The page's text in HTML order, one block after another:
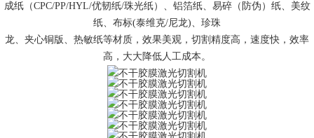
成纸（CPC/PP/HYL/优韧纸/珠光纸）、铝箔纸、易碎（防伪）纸、美纹
纸、布标(泰维克/尼龙)、珍珠
龙、 夹心铜版、热敏纸等材质，效果美观，切割精度高，速度快，效率
高，大大降低人工成本。